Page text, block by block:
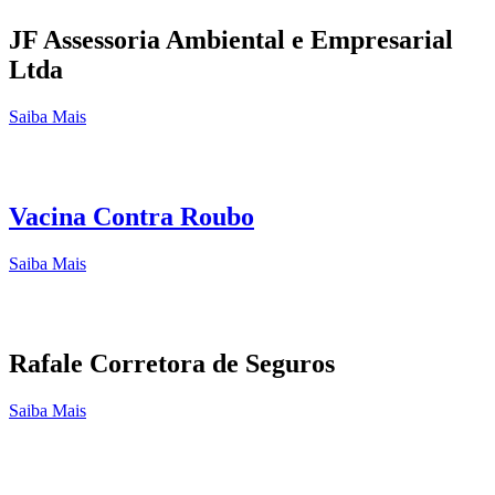
JF Assessoria Ambiental e Empresarial
Ltda
Saiba Mais
Vacina Contra Roubo
Saiba Mais
Rafale Corretora de Seguros
Saiba Mais